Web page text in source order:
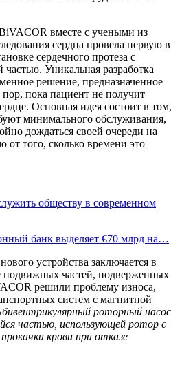
вместе с учеными из
сердца провела первую в
сердечного протеза с
Уникальная разработка
решение, предназначенное
пор, пока пациент не получит
Основная идея состоит в том,
минимального обслуживания,
дождаться своей очереди на
от того, сколько времени это
обществу в современном
банк выделяет €70 млрд на…
устройства заключается в
подвижных частей, подверженных
решили проблему износа,
систем с магнитной
роторный насос
частью, использующей ротор с
крови при отказе